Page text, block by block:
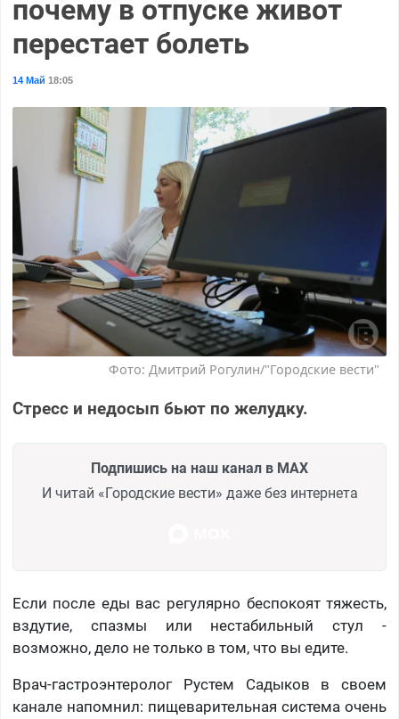
почему в отпуске живот
перестает болеть
14 Май 18:05
Фото: Дмитрий Рогулин/"Городские вести"
Стресс и недосып бьют по желудку.
Подпишись на наш канал в MAX
И читай «Городские вести» даже без интернета
Если после еды вас регулярно беспокоят тяжесть,
вздутие, спазмы или нестабильный стул -
возможно, дело не только в том, что вы едите.
Врач-гастроэнтеролог Рустем Садыков в своем
канале напомнил: пищеварительная система очень